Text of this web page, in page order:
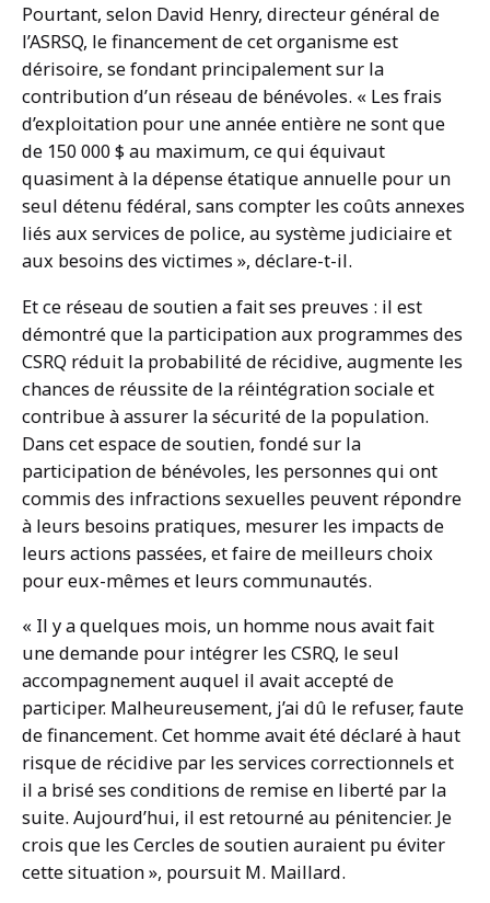
Pourtant, selon David Henry, directeur général de
l’ASRSQ, le financement de cet organisme est
dérisoire, se fondant principalement sur la
contribution d’un réseau de bénévoles. « Les frais
d’exploitation pour une année entière ne sont que
de 150 000 $ au maximum, ce qui équivaut
quasiment à la dépense étatique annuelle pour un
seul détenu fédéral, sans compter les coûts annexes
liés aux services de police, au système judiciaire et
aux besoins des victimes », déclare-t-il.
Et ce réseau de soutien a fait ses preuves : il est
démontré que la participation aux programmes des
CSRQ réduit la probabilité de récidive, augmente les
chances de réussite de la réintégration sociale et
contribue à assurer la sécurité de la population.
Dans cet espace de soutien, fondé sur la
participation de bénévoles, les personnes qui ont
commis des infractions sexuelles peuvent répondre
à leurs besoins pratiques, mesurer les impacts de
leurs actions passées, et faire de meilleurs choix
pour eux-mêmes et leurs communautés.
« Il y a quelques mois, un homme nous avait fait
une demande pour intégrer les CSRQ, le seul
accompagnement auquel il avait accepté de
participer. Malheureusement, j’ai dû le refuser, faute
de financement. Cet homme avait été déclaré à haut
risque de récidive par les services correctionnels et
il a brisé ses conditions de remise en liberté par la
suite. Aujourd’hui, il est retourné au pénitencier. Je
crois que les Cercles de soutien auraient pu éviter
cette situation », poursuit M. Maillard.